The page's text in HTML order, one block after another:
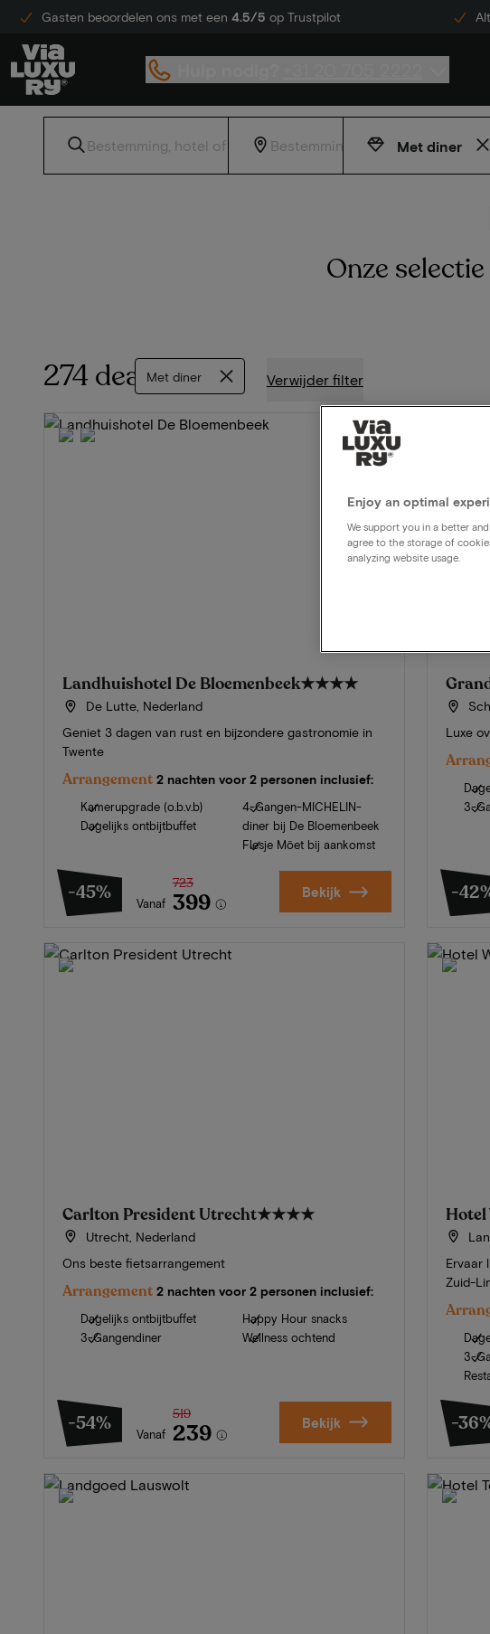
Gasten beoordelen ons met een 4.5/5 op Trustpilot
Met diner
Onze
274 dealsMet diner Verwijder filter
Landhuishotel De Bloemenbeek★★★★
De Lutte, Nederland
Geniet 3 dagen van rust en bijzondere gastronomie in
Twente
Arrangement 2 nachten voor 2 personen inclusief:
Kamerupgrade (o.b.v.b)
Dagelijks ontbijtbuffet
4-Gangen-MICHELIN-
diner bij De Bloemenbeek
Flesje Möet bij aankomst
-45% Vanaf
723
399 Bekijk
Luxe
3-
-
Carlton President Utrecht★★★★
Utrecht, Nederland
Ons beste fietsarrangement
Arrangement 2 nachten voor 2 personen inclusief:
Dagelijks ontbijtbuffet
3-Gangendiner
Happy Hour snacks
Wellness ochtend
-54% Vanaf
519
239 Bekijk
Ervaar
Zuid-
3-
-
Enjoy an optimal
We support you in a better
agree to the storage of
analyzing website usage.